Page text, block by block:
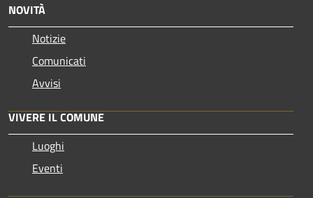
NOVITÀ
Notizie
Comunicati
Avvisi
VIVERE IL COMUNE
Luoghi
Eventi